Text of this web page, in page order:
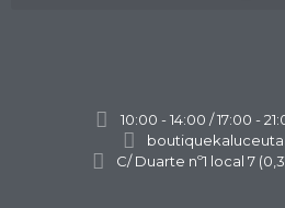
10:00 - 14:00 / 17:00 -
C/ Duarte nº1 local 7